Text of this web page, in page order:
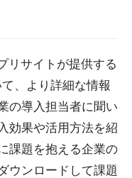
リサイトが提供する
、より詳細な情報
の導入担当者に聞い
効果や活用方法を紹
課題を抱える企業の
ウンロードして課題